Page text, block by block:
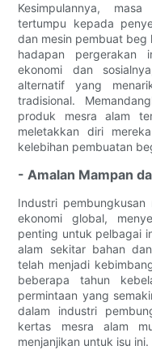
Kesimpulannya,
tertumpu kepada
dan mesin pembuat beg
hadapan pergerakan
ekonomi dan
alternatif yang
tradisional.
produk mesra alam
meletakkan diri
kelebihan pembuatan
- Amalan Mampan
Industri pembungkusan
ekonomi global,
penting untuk pelbagai
alam sekitar bahan
telah menjadi
beberapa tahun
permintaan yang
dalam industri
kertas mesra alam
menjanjikan untuk isu ini.